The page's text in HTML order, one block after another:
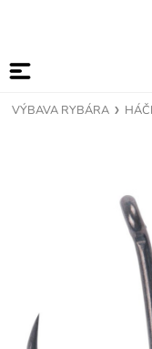
VÝBAVA RYBÁRA